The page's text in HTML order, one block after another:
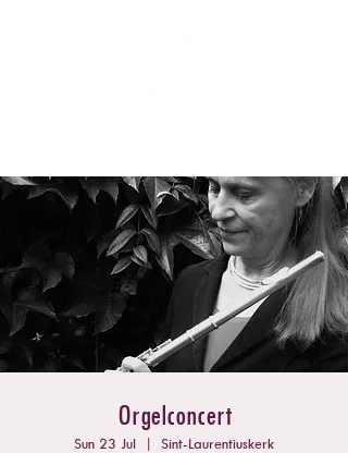
Orgelconcert
Sun 23 Jul
  |
Sint-Laurentiuskerk